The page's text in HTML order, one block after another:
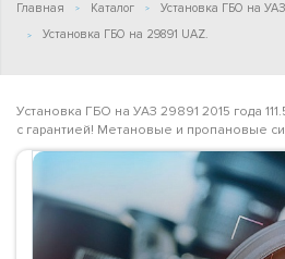
Главная Каталог
Установка ГБО на
Установка ГБО на 29891 UAZ.
Установка ГБО на УАЗ 29891 2015 года
с гарантией! Метановые и пропановые